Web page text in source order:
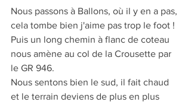
Nous passons à Ballons, où il y en a pas,
cela tombe bien j'aime pas trop le foot !
Puis un long chemin à flanc de coteau
nous amène au col de la Crousette par
le GR 946.
Nous sentons bien le sud, il fait chaud
et le terrain deviens de plus en plus